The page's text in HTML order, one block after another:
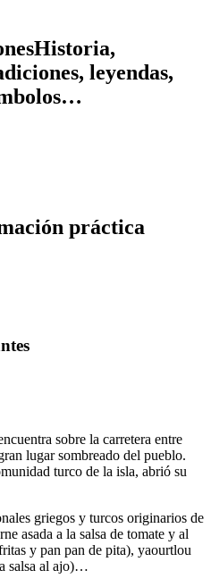
Historia,
leyendas,
práctica
sobre la carretera entre
lugar sombreado del pueblo.
turco de la isla, abrió su
griegos y turcos originarios de
asada a la salsa de tomate y al
y pan pan de pita), yaourtlou
salsa al ajo)…